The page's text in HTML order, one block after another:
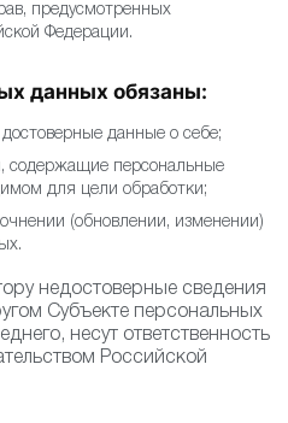
данных обязаны:
достоверные данные о себе;
содержащие персональные
для цели обработки;
данных.
недостоверные
о другом Субъекте
последнего, несут